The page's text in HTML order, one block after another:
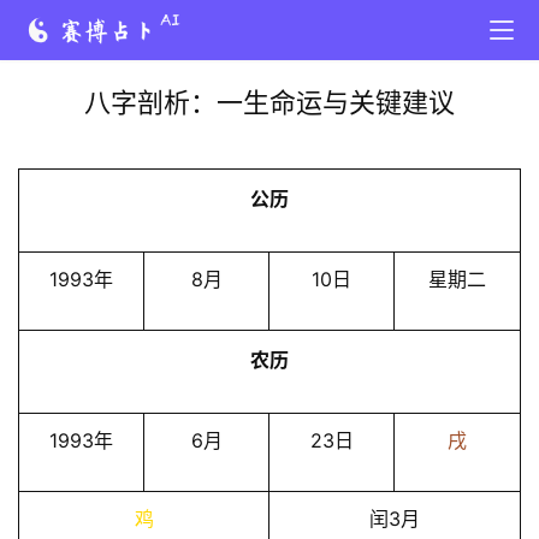
八字剖析：一生命运与关键建议
公历
1993年 8月 10日 星期二
农历
1993年 6月 23日 戌
鸡 闰3月